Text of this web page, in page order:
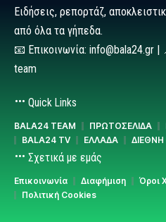
Ειδήσεις, ρεπορτάζ,
από όλα τα γήπεδα.
📧 Επικοινωνία: info@bala24.gr
team
Quick Links
BALA24 TEAM ΠΡΩΤΟΣΕΛΙΔΑ
BALA24 TV
ΕΛΛΑΔΑ ΔΙΕΘΝΗ
Σχετικά με εμάς
Επικοινωνία Διαφήμιση Όροι
Πολιτική Cookies